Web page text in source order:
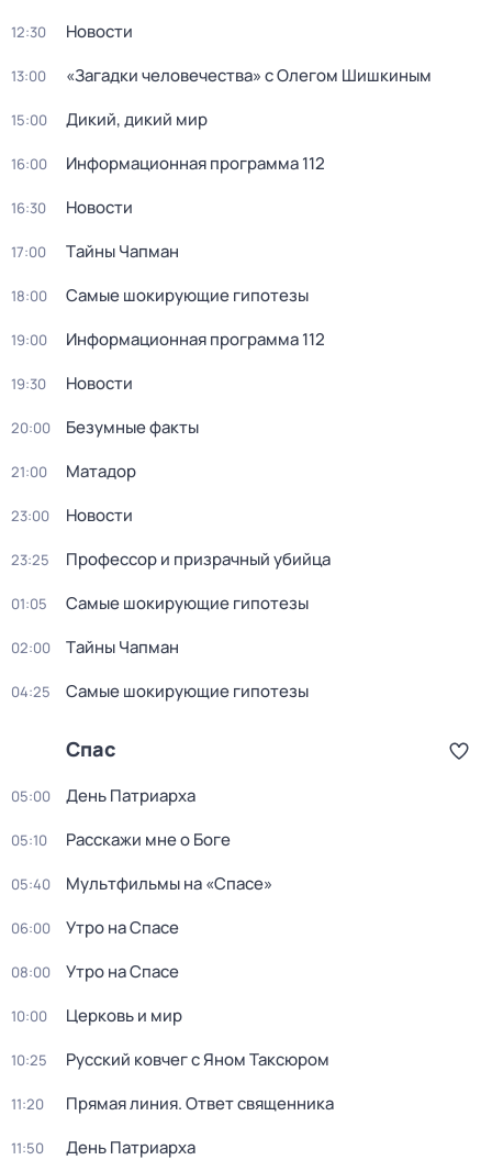
12:30 Новости
13:00 «Загадки человечества» с Олегом Шишкиным
15:00 Дикий, дикий мир
16:00 Информационная программа 112
16:30 Новости
17:00 Тaйны Чапман
18:00 Самые шoкиpующие гипотезы
19:00 Информационная программа 112
19:30 Новости
20:00 Безумные факты
21:00 Матадор
23:00 Новости
23:25 Профессор и призрачный убийца
01:05 Самые шoкиpующие гипотезы
02:00 Тaйны Чапман
04:25 Самые шoкиpующие гипотезы
Спас
05:00 День Патриарха
05:10 Расскажи мне о Боге
05:40 Мультфильмы на «Спасе»
06:00 Утро на Спасе
08:00 Утро на Спасе
10:00 Церковь и мир
10:25 Русский ковчег с Яном Таксюром
11:20 Прямая линия. Ответ священника
11:50 День Патриарха